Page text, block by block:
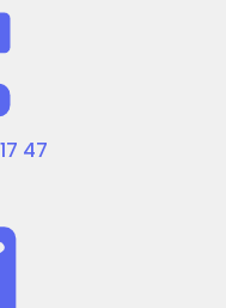
47